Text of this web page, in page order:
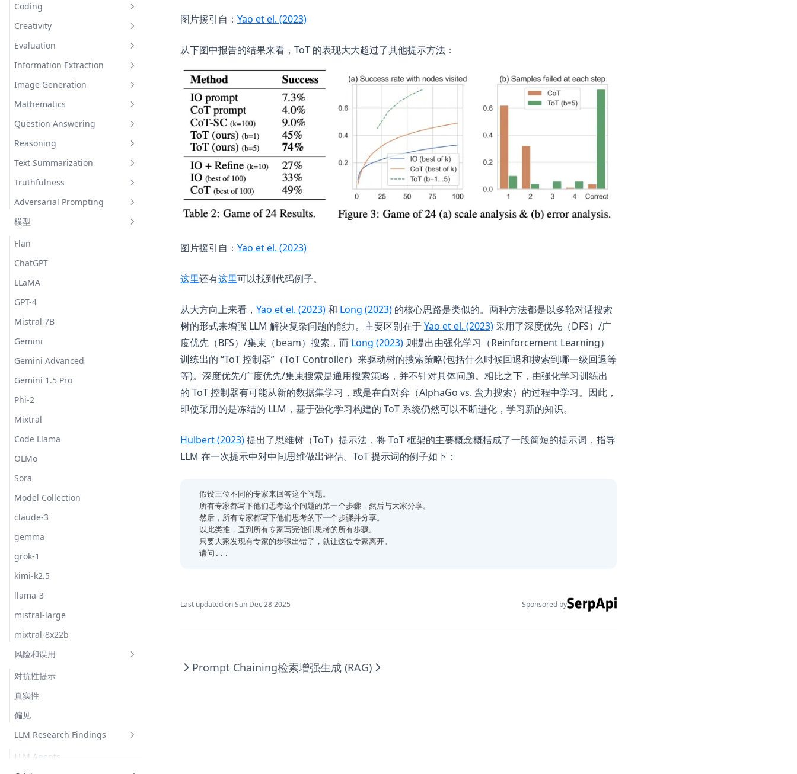
情感分类
小样本情感分类
Coding
Generate Code Snippet
Generate MySQL Query
Draw TiKZ Diagram
Creativity
Rhymes
Infinite Primes
Interdisciplinary
Inventing New Words
Evaluation
Evaluate Plato's Dialogue
Information Extraction
Extract Model Names
Image Generation
Draw a Person Using Alphabet
Mathematics
Evaluating Composite
Functions
Adding Odd Numbers
Question Answering
Closed Domain Question
Answering
Open Domain Question
Science Question Answering
Reasoning
Indirect Reasoning
Physical Reasoning
Text Summarization
Explain A Concept
Truthfulness
Hallucination Identification
Adversarial Prompting
提示词注入
提示词泄露
'越狱'
模型
Flan
ChatGPT
LLaMA
GPT-4
Mistral 7B
Gemini
Gemini Advanced
Gemini 1.5 Pro
Phi-2
Mixtral
Code Llama
OLMo
Sora
Model Collection
claude-3
gemma
grok-1
kimi-k2.5
llama-3
mistral-large
mixtral-8x22b
风险和误用
对抗性提示
真实性
偏见
LLM Research Findings
LLM Agents
图片援引自： Yao et el. (2023)(opens in a new tab)
从下图中报告的结果来看，ToT 的表现大大超过了其他提示方法：
图片援引自： Yao et el. (2023)(opens in a new tab)
这里(opens in a new tab)
还有这里(opens in a new tab)
可以找到代码例子。
从大方向上来看， Yao et el. (2023)(opens in a new tab)
和 Long (2023)(opens in a new tab)
的核心思路是类似的。两种方法都是以多轮对话搜索
树的形式来增强 LLM 解决复杂问题的能力。主要区别在于Yao et el. (2023)(opens in a new tab)
采用了深度优先（DFS）/广
度优先（BFS）/集束（beam）搜索，而 Long (2023)(opens in a new tab)
则提出由强化学习（Reinforcement Learning）
训练出的 “ToT 控制器”（ToT Controller）来驱动树的搜索策略(包括什么时候回退和搜索到哪一级回退等
等)。深度优先/广度优先/集束搜索是通用搜索策略，并不针对具体问题。相比之下，由强化学习训练出
的 ToT 控制器有可能从新的数据集学习，或是在自对弈（AlphaGo vs. 蛮力搜索）的过程中学习。因此，
即使采用的是冻结的 LLM，基于强化学习构建的 ToT 系统仍然可以不断进化，学习新的知识。
Hulbert (2023)(opens in a new tab)
提出了思维树（ToT）提示法，将 ToT 框架的主要概念概括成了一段简短的提示词，指导
LLM 在一次提示中对中间思维做出评估。ToT 提示词的例子如下：
假设三位不同的专家来回答这个问题。
所有专家都写下他们思考这个问题的第一个步骤，然后与大家分享。
然后，所有专家都写下他们思考的下一个步骤并分享。
以此类推，直到所有专家写完他们思考的所有步骤。
只要大家发现有专家的步骤出错了，就让这位专家离开。
请问...
Last updated onSun Dec 28 2025 Sponsored by
Prompt Chaining检索增强生成 (RAG)